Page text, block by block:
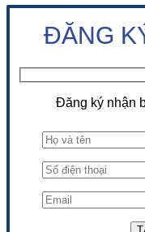
ĐĂNG
Đăng ký nhận